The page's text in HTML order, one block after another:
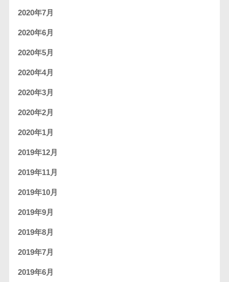
2020年7月
2020年6月
2020年5月
2020年4月
2020年3月
2020年2月
2020年1月
2019年12月
2019年11月
2019年10月
2019年9月
2019年8月
2019年7月
2019年6月